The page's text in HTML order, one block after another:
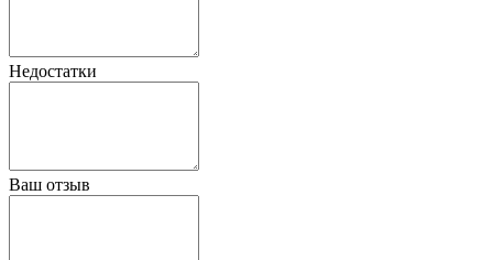
Недостатки
Ваш отзыв